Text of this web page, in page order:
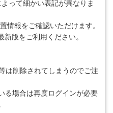
って細かい表記が異なりま
情報をご確認いただけます。
版をご利用ください。
は削除されてしまうのでご注
る場合は再度ログインが必要